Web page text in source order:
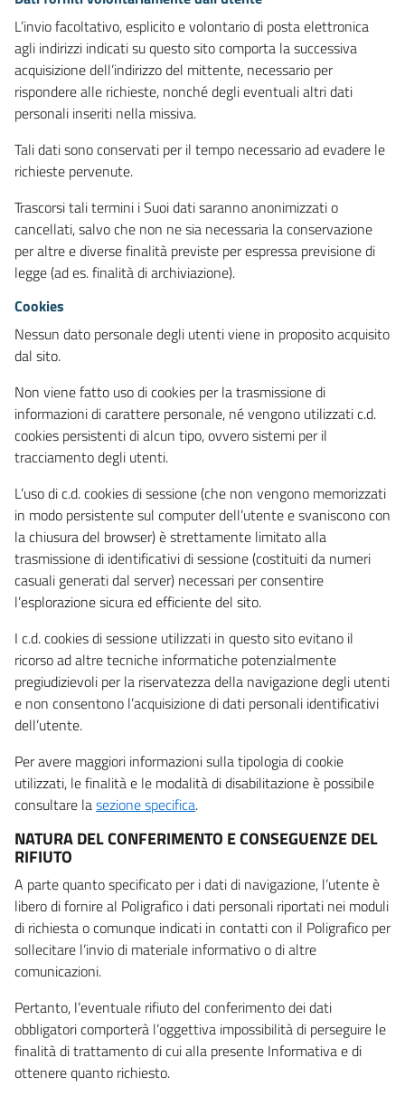
L’invio facoltativo, esplicito e volontario di posta elettronica
agli indirizzi indicati su questo sito comporta la successiva
acquisizione dell’indirizzo del mittente, necessario per
rispondere alle richieste, nonché degli eventuali altri dati
personali inseriti nella missiva.
Tali dati sono conservati per il tempo necessario ad evadere le
richieste pervenute.
Trascorsi tali termini i Suoi dati saranno anonimizzati o
cancellati, salvo che non ne sia necessaria la conservazione
per altre e diverse finalità previste per espressa previsione di
legge (ad es. finalità di archiviazione).
Cookies
Nessun dato personale degli utenti viene in proposito acquisito
dal sito.
Non viene fatto uso di cookies per la trasmissione di
informazioni di carattere personale, né vengono utilizzati c.d.
cookies persistenti di alcun tipo, ovvero sistemi per il
tracciamento degli utenti.
L’uso di c.d. cookies di sessione (che non vengono memorizzati
in modo persistente sul computer dell’utente e svaniscono con
la chiusura del browser) è strettamente limitato alla
trasmissione di identificativi di sessione (costituiti da numeri
casuali generati dal server) necessari per consentire
l’esplorazione sicura ed efficiente del sito.
I c.d. cookies di sessione utilizzati in questo sito evitano il
ricorso ad altre tecniche informatiche potenzialmente
pregiudizievoli per la riservatezza della navigazione degli utenti
e non consentono l’acquisizione di dati personali identificativi
dell’utente.
Per avere maggiori informazioni sulla tipologia di cookie
utilizzati, le finalità e le modalità di disabilitazione è possibile
consultare lasezione specifica.
NATURA DEL CONFERIMENTO E CONSEGUENZE DEL
RIFIUTO
A parte quanto specificato per i dati di navigazione, l’utente è
libero di fornire al Poligrafico i dati personali riportati nei moduli
di richiesta o comunque indicati in contatti con il Poligrafico per
sollecitare l’invio di materiale informativo o di altre
comunicazioni.
Pertanto, l’eventuale rifiuto del conferimento dei dati
obbligatori comporterà l’oggettiva impossibilità di perseguire le
finalità di trattamento di cui alla presente Informativa e di
ottenere quanto richiesto.